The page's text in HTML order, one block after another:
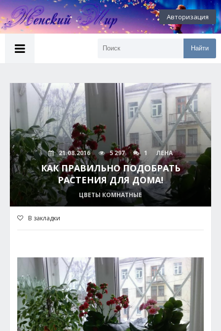
Авторизация
Найти
21.08.2016 5 297 1 ЛЕНА
КАК ПРАВИЛЬНО ПОДОБРАТЬ
РАСТЕНИЯ ДЛЯ ДОМА!
ЦВЕТЫ КОМНАТНЫЕ
В закладки